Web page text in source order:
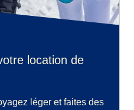
location de
léger et faites des